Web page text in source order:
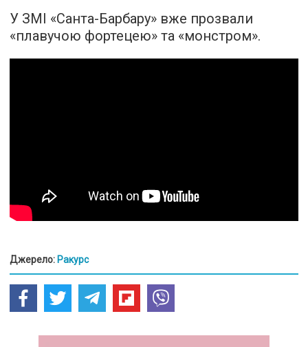
У ЗМІ «Санта-Барбару» вже прозвали
«плавучою фортецею» та «монстром».
Джерело: Ракурс